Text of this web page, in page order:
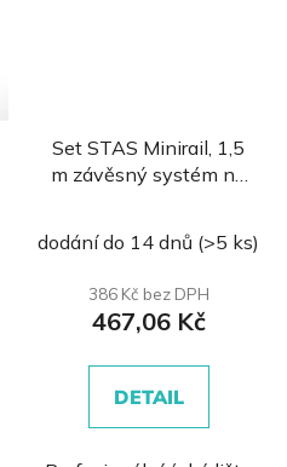
Set STAS Minirail, 1,5
m závěsný systém na
dodání do 14 dnů (>5 ks)
386 Kč bez DPH
467,06 Kč
DETAIL